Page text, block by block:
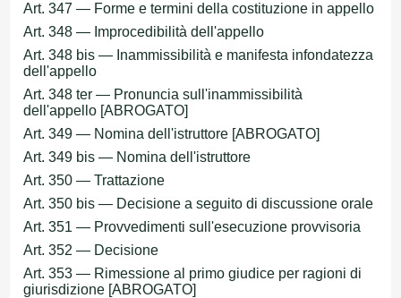
Art. 347 — Forme e termini della costituzione in appello
Art. 348 — Improcedibilità dell'appello
Art. 348 bis — Inammissibilità e manifesta infondatezza
dell'appello
Art. 348 ter — Pronuncia sull'inammissibilità
dell'appello [ABROGATO]
Art. 349 — Nomina dell'istruttore [ABROGATO]
Art. 349 bis — Nomina dell'istruttore
Art. 350 — Trattazione
Art. 350 bis — Decisione a seguito di discussione orale
Art. 351 — Provvedimenti sull'esecuzione provvisoria
Art. 352 — Decisione
Art. 353 — Rimessione al primo giudice per ragioni di
giurisdizione [ABROGATO]